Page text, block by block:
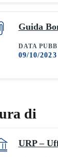
Guida
DATA
09/10/2023
di
URP –